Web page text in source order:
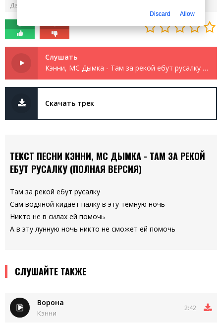
Дата релиза:
0 0
Слушать
Кэнни, МС Дымка - Там за рекой ебут русалку (Полная Версия)
Скачать трек
ТЕКСТ ПЕСНИ КЭННИ, МС ДЫМКА - ТАМ ЗА РЕКОЙ
ЕБУТ РУСАЛКУ (ПОЛНАЯ ВЕРСИЯ)
Там за рекой ебут русалку
Сам водяной кидает палку в эту тёмную ночь
Никто не в силах ей помочь
А в эту лунную ночь никто не сможет ей помочь
СЛУШАЙТЕ ТАКЖЕ
Ворона
Кэнни
2:42
Discard Allow